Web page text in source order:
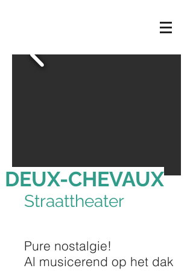
DEUX-CHEVAUX
Straattheater
Pure nostalgie!
Al musicerend op het dak